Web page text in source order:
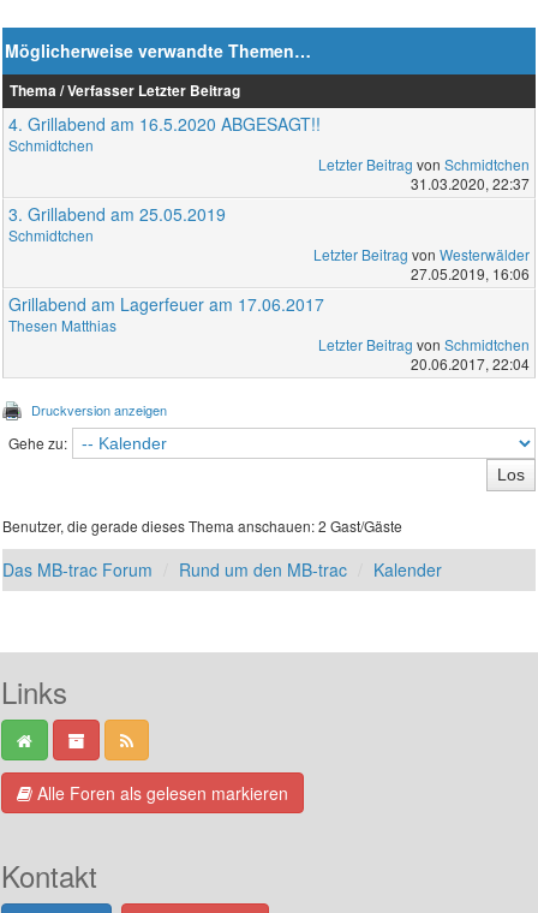
Möglicherweise verwandte Themen…
Thema / Verfasser Letzter Beitrag
4. Grillabend am 16.5.2020 ABGESAGT!!
Schmidtchen
Letzter Beitrag von Schmidtchen
31.03.2020, 22:37
3. Grillabend am 25.05.2019
Schmidtchen
Letzter Beitrag von Westerwälder
27.05.2019, 16:06
Grillabend am Lagerfeuer am 17.06.2017
Thesen Matthias
Letzter Beitrag von Schmidtchen
20.06.2017, 22:04
Druckversion anzeigen
Gehe zu:
Benutzer, die gerade dieses Thema anschauen: 2 Gast/Gäste
Das MB-trac Forum Rund um den MB-trac Kalender
Links
Alle Foren als gelesen markieren
Kontakt